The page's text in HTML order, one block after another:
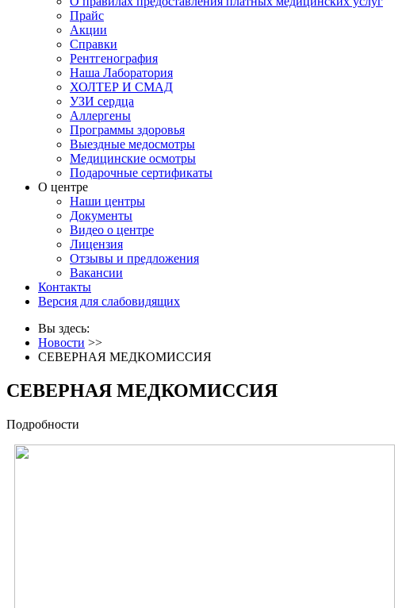
Прайс
Акции
Справки
Рентгенография
Наша Лаборатория
ХОЛТЕР И СМАД
УЗИ сердца
Аллергены
Программы здоровья
Выездные медосмотры
Медицинские осмотры
Подарочные сертификаты
О центре
Наши центры
Документы
Видео о центре
Лицензия
Отзывы и предложения
Вакансии
Контакты
Версия для слабовидящих
Вы здесь:
Новости >>
СЕВЕРНАЯ МЕДКОМИССИЯ
СЕВЕРНАЯ МЕДКОМИССИЯ
Подробности